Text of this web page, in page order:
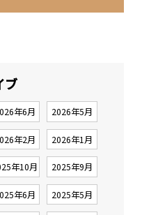
ブ
年6月 2026年5月
年2月 2026年1月
年10月 2025年9月
年6月 2025年5月